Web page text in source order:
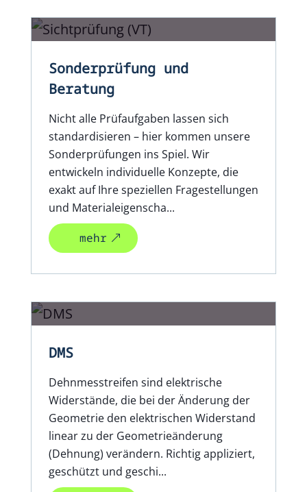
Sonderprüfung und
Beratung
Nicht alle Prüfaufgaben lassen sich
standardisieren – hier kommen unsere
Sonderprüfungen ins Spiel. Wir
entwickeln individuelle Konzepte, die
exakt auf Ihre speziellen Fragestellungen
und Materialeigenscha...
mehr
DMS
Dehnmesstreifen sind elektrische
Widerstände, die bei der Änderung der
Geometrie den elektrischen Widerstand
linear zu der Geometrieänderung
(Dehnung) verändern. Richtig appliziert,
geschützt und geschi...